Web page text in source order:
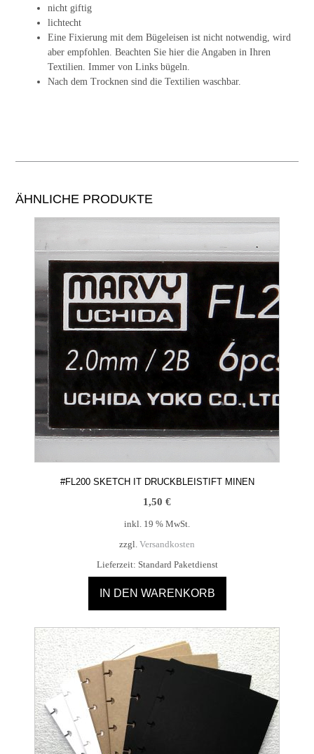
nicht giftig
lichtecht
Eine Fixierung mit dem Bügeleisen ist nicht notwendig, wird
aber empfohlen. Beachten Sie hier die Angaben in Ihren
Textilien. Immer von Links bügeln.
Nach dem Trocknen sind die Textilien waschbar.
ÄHNLICHE PRODUKTE
#FL200 SKETCH IT DRUCKBLEISTIFT MINEN
1,50 €
inkl. 19 % MwSt.
zzgl. Versandkosten
Lieferzeit: Standard Paketdienst
IN DEN WARENKORB